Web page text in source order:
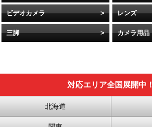
ビデオカメラ レンズ
三脚 カメラ用品
対応エリア全国展開中！
北海道